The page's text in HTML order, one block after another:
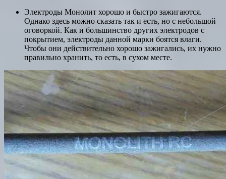
Электроды Монолит хорошо и быстро зажигаются.
Однако здесь можно сказать так и есть, но с небольшой
оговоркой. Как и большинство других электродов с
покрытием, электроды данной марки боятся влаги.
Чтобы они действительно хорошо зажигались, их нужно
правильно хранить, то есть, в сухом месте.